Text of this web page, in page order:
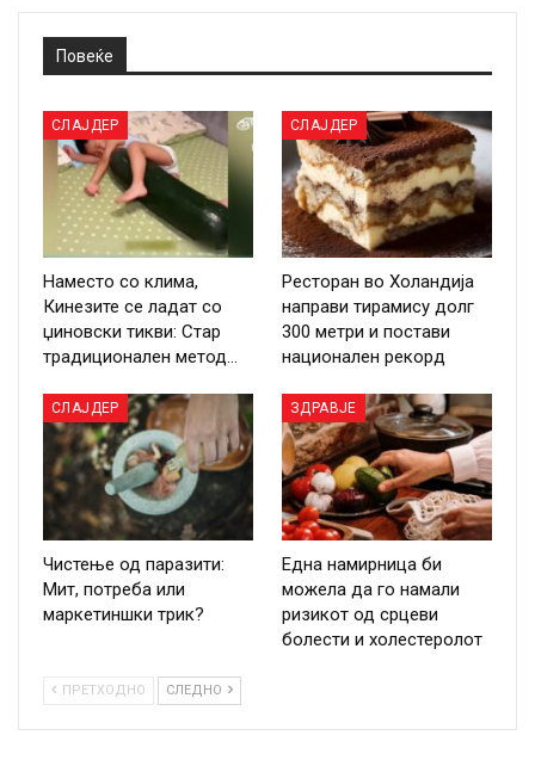
Повеќе
СЛАЈДЕР
Наместо со клима,
Кинезите се ладат со
џиновски тикви: Стар
традиционален метод…
СЛАЈДЕР
Ресторан во Холандија
направи тирамису долг
300 метри и постави
национален рекорд
СЛАЈДЕР
Чистење од паразити:
Мит, потреба или
маркетиншки трик?
ЗДРАВЈЕ
Една намирница би
можела да го намали
ризикот од срцеви
болести и холестеролот
ПРЕТХОДНО СЛЕДНО